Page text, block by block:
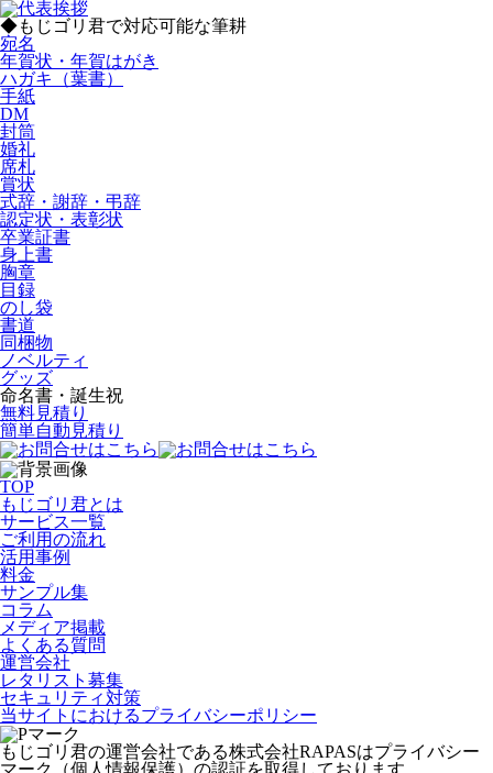
◆もじゴリ君で対応可能な筆耕
宛名
年賀状・年賀はがき
ハガキ（葉書）
手紙
DM
封筒
婚礼
席札
賞状
式辞・謝辞・弔辞
認定状・表彰状
卒業証書
身上書
胸章
目録
のし袋
書道
同梱物
ノベルティ
グッズ
命名書・誕生祝
無料見積り
簡単自動見積り
TOP
もじゴリ君とは
サービス一覧
ご利用の流れ
活用事例
料金
サンプル集
コラム
メディア掲載
よくある質問
運営会社
レタリスト募集
セキュリティ対策
当サイトにおけるプライバシーポリシー
もじゴリ君の運営会社である株式会社RAPASはプライバシー
マーク（個人情報保護）の認証を取得しております。